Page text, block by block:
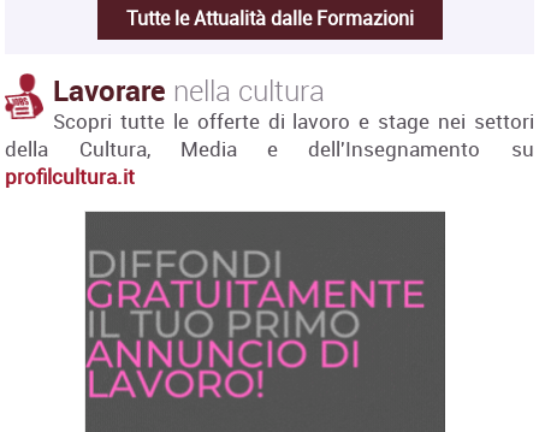
Tutte le Attualità dalle Formazioni
Lavorare nella cultura
Scopri tutte le offerte di lavoro e stage nei settori
della Cultura, Media e dell'Insegnamento su
profilcultura.it